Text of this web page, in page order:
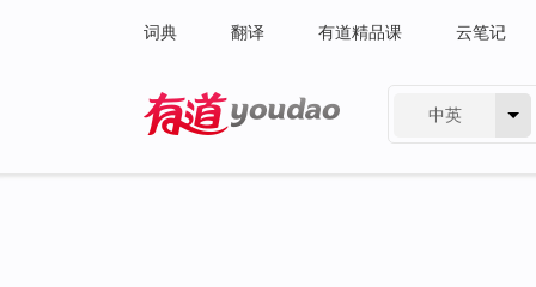
词典 翻译 有道精品课 云笔记
中英